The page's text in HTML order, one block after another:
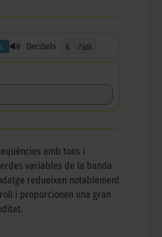
C Decibels B
73dB
amb tons i
variables de la banda
redueixen notablement
i proporcionen una gran